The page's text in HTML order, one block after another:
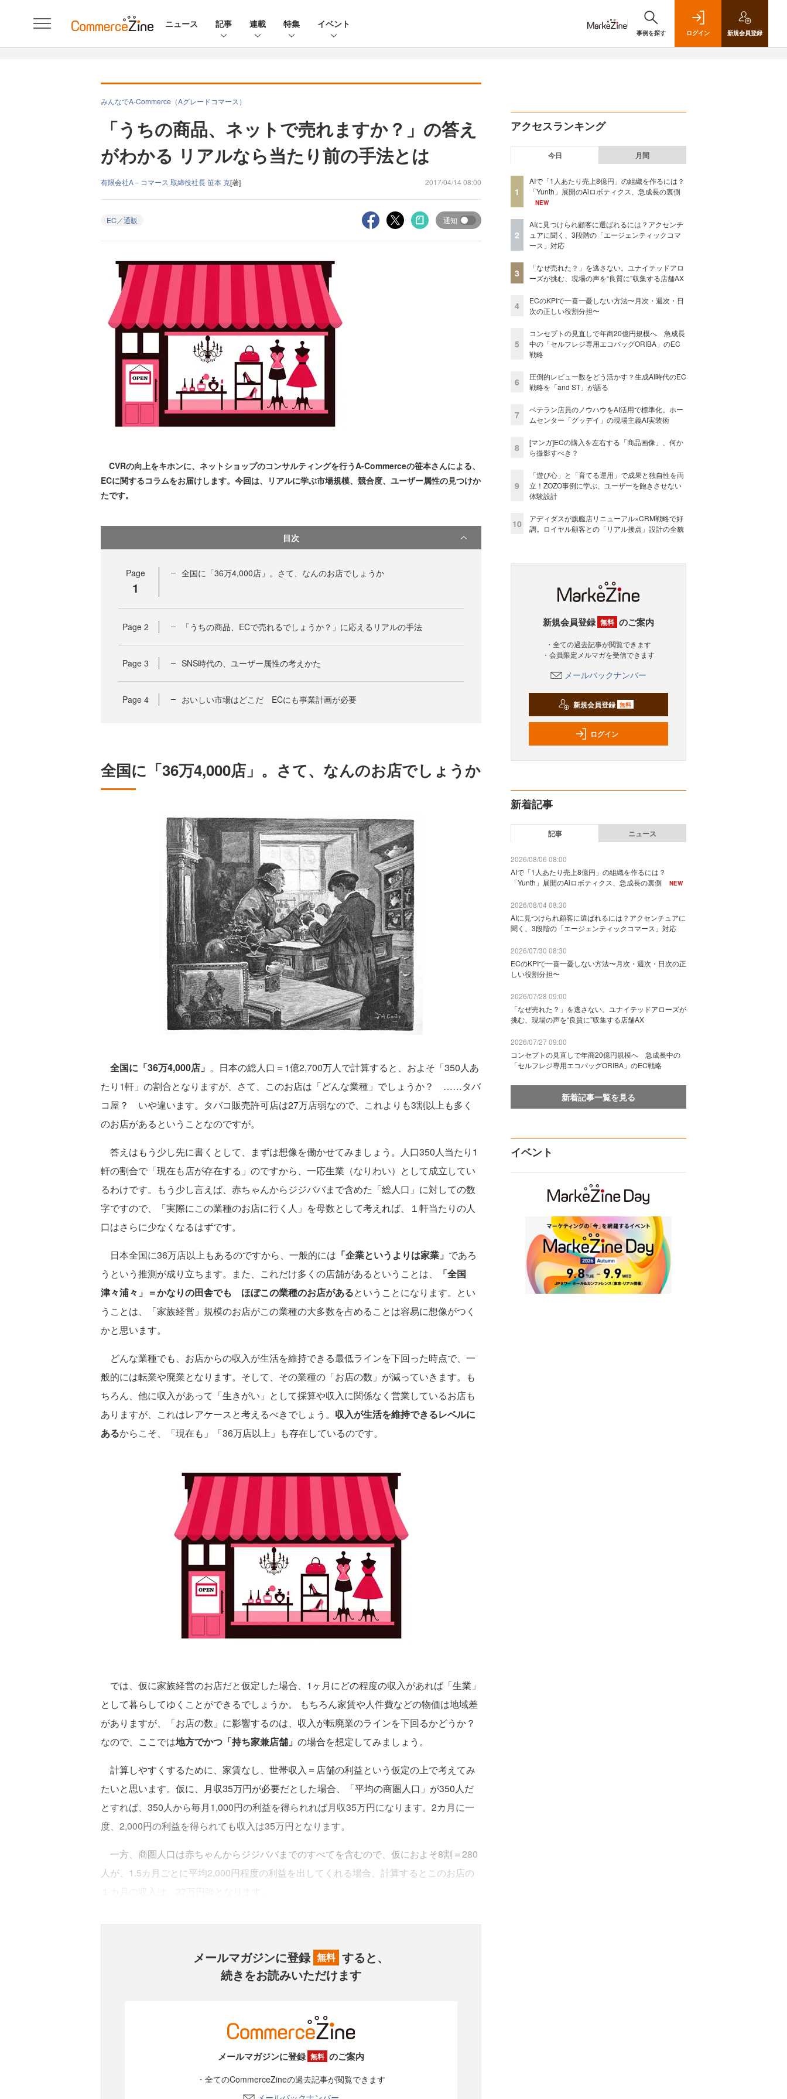
ニュース 記事 連載 特集 イベント
事例を探す ログイン 新規会員登録
みんなでA-Commerce（Aグレードコマース）
「うちの商品、ネットで売れますか？」の答え
がわかる リアルなら当たり前の手法とは
有限会社A－コマース 取締役社長 笹本 克[著] 2017/04/14 08:00
EC／通販 通知
CVRの向上をキホンに、ネットショップのコンサルティングを行うA-Commerceの笹本さんによる、
ECに関するコラムをお届けします。今回は、リアルに学ぶ市場規模、競合度、ユーザー属性の見つけか
たです。
目次
Page
1
全国に「36万4,000店」。さて、なんのお店でしょうか
Page 2 「うちの商品、ECで売れるでしょうか？」に応えるリアルの手法
Page 3 SNS時代の、ユーザー属性の考えかた
Page 4 おいしい市場はどこだ ECにも事業計画が必要
全国に「36万4,000店」。さて、なんのお店でしょうか
全国に「36万4,000店」 。日本の総人口＝1億2,700万人で計算すると、およそ「350人あ
たり1軒」の割合となりますが、さて、このお店は「どんな業種」でしょうか？ ……タバ
コ屋？ いや違います。タバコ販売許可店は27万店弱なので、これよりも3割以上も多く
のお店があるということなのですが。
答えはもう少し先に書くとして、まずは想像を働かせてみましょう。人口350人当たり1
軒の割合で「現在も店が存在する」のですから、一応生業（なりわい）として成立してい
るわけです。もう少し言えば、赤ちゃんからジジババまで含めた「総人口」に対しての数
字ですので、「実際にこの業種のお店に行く人」を母数として考えれば、１軒当たりの人
口はさらに少なくなるはずです。
日本全国に36万店以上もあるのですから、一般的には 「企業というよりは家業」 であろ
うという推測が成り立ちます。また、これだけ多くの店舗があるということは、
「全国
津々浦々」＝かなりの田舎でも ほぼこの業種のお店があるということになります。とい
うことは、「家族経営」規模のお店がこの業種の大多数を占めることは容易に想像がつく
かと思います。
どんな業種でも、お店からの収入が生活を維持できる最低ラインを下回った時点で、一
般的には転業や廃業となります。そして、その業種の「お店の数」が減っていきます。も
ちろん、他に収入があって「生きがい」として採算や収入に関係なく営業しているお店も
ありますが、これはレアケースと考えるべきでしょう。 収入が生活を維持できるレベルに
あるからこそ、「現在も」「36万店以上」も存在しているのです。
では、仮に家族経営のお店だと仮定した場合、1ヶ月にどの程度の収入があれば「生業」
として暮らしてゆくことができるでしょうか。 もちろん家賃や人件費などの物価は地域差
がありますが、「お店の数」に影響するのは、収入が転廃業のラインを下回るかどうか？
なので、ここでは地方でかつ「持ち家兼店舗」 の場合を想定してみましょう。
計算しやすくするために、家賃なし、世帯収入＝店舗の利益という仮定の上で考えてみ
たいと思います。仮に、月収35万円が必要だとした場合、「平均の商圏人口」が350人だ
とすれば、350人から毎月1,000円の利益を得られれば月収35万円になります。2カ月に一
度、2,000円の利益を得られても収入は35万円となります。
一方、商圏人口は赤ちゃんからジジババまでのすべてを含むので、仮におよそ8割＝280
人が、1.5カ月ごとに平均2,000円程度の利益を出してくれる場合、計算するとこのお店の
メールマガジンに登録 無料 すると、
続きをお読みいただけます
メールマガジンに登録 無料 のご案内
・全てのCommerceZineの過去記事が閲覧できます
アクセスランキング
今日 月間
1
AIで「1人あたり売上8億円」の組織を作るには？
「Yunth」展開のAiロボティクス、急成長の裏側
NEW
2
AIに見つけられ顧客に選ばれるには？アクセンチ
ュアに聞く、3段階の「エージェンティックコマ
ース」対応
3
「なぜ売れた？」を逃さない。ユナイテッドアロ
ーズが挑む、現場の声を“良質に”収集する店舗AX
4
ECのKPIで一喜一憂しない方法〜月次・週次・日
次の正しい役割分担〜
5
コンセプトの見直しで年商20億円規模へ 急成長
中の「セルフレジ専用エコバッグORIBA」のEC
戦略
6
圧倒的レビュー数をどう活かす？生成AI時代のEC
戦略を「and ST」が語る
7
ベテラン店員のノウハウをAI活用で標準化。ホー
ムセンター「グッデイ」の現場主義AI実装術
8
[マンガ]ECの購入を左右する「商品画像」、何か
ら撮影すべき？
9
「遊び心」と「育てる運用」で成果と独自性を両
立！ZOZO事例に学ぶ、ユーザーを飽きさせない
体験設計
10
アディダスが旗艦店リニューアル×CRM戦略で好
調。ロイヤル顧客との「リアル接点」設計の全貌
新規会員登録 無料 のご案内
・全ての過去記事が閲覧できます
・会員限定メルマガを受信できます
メールバックナンバー
新規会員登録 無料
ログイン
新着記事
記事 ニュース
2026/08/06 08:00
AIで「1人あたり売上8億円」の組織を作るには？
「Yunth」展開のAiロボティクス、急成長の裏側
NEW
2026/08/04 08:30
AIに見つけられ顧客に選ばれるには？アクセンチュアに
聞く、3段階の「エージェンティックコマース」対応
2026/07/30 08:30
ECのKPIで一喜一憂しない方法〜月次・週次・日次の正
しい役割分担〜
2026/07/28 09:00
「なぜ売れた？」を逃さない。ユナイテッドアローズが
挑む、現場の声を“良質に”収集する店舗AX
2026/07/27 09:00
コンセプトの見直しで年商20億円規模へ 急成長中の
「セルフレジ専用エコバッグORIBA」のEC戦略
新着記事一覧を見る
イベント